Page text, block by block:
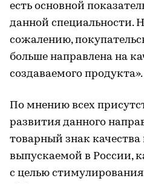
есть основной
данной специальности.
сожалению,
больше направлена на
создаваемого продукта».
По мнению всех
развития данного
товарный знак
выпускаемой в России,
с целью